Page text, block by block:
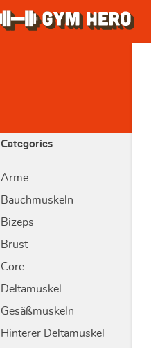
Categories
Arme
Bauchmuskeln
Bizeps
Brust
Core
Deltamuskel
Gesäßmuskeln
Hinterer Deltamuskel